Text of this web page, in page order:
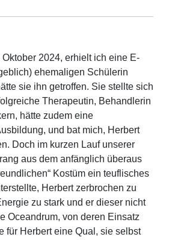
2024, erhielt ich eine E-
ehemaligen Schülerin
sie ihn getroffen. Sie stellte sich
Therapeutin, Behandlerin
hätte zudem eine
und bat mich, Herbert
Doch im kurzen Lauf unserer
aus dem anfänglich überaus
Kostüm ein teuflisches
Herbert zerbrochen zu
zu stark und er dieser nicht
Oceandrum, von deren Einsatz
für Herbert eine Qual, sie selbst